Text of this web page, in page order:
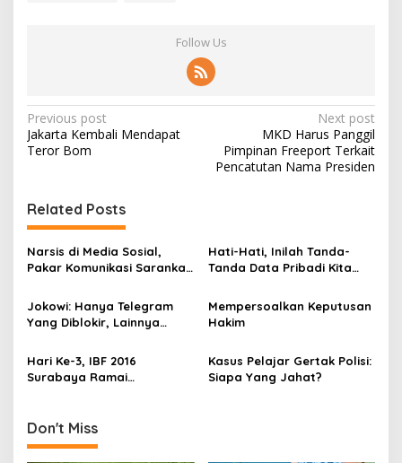
Follow Us
P
o
t
n
a
v
i
g
t
o
n
Previous post
Jakarta Kembali Mendapat
Teror Bom
Next post
MKD Harus Panggil
Pimpinan Freeport Terkait
Pencatutan Nama Presiden
Related Posts
Narsis di Media Sosial,
Pakar Komunikasi Sarankan
Hati-Hati, Inilah Tanda-
Tanda Data Pribadi Kita
Jokowi: Hanya Telegram
Yang Diblokir, Lainnya
Mempersoalkan Keputusan
Hakim
Hari Ke-3, IBF 2016
Surabaya Ramai
Kasus Pelajar Gertak Polisi:
Siapa Yang Jahat?
Don't Miss